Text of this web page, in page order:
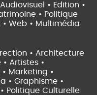
Audiovisuel • Edition •
• Politique
Web • Multimédia
• Architecture
• Artistes •
Marketing •
• Graphisme •
Politique Culturelle